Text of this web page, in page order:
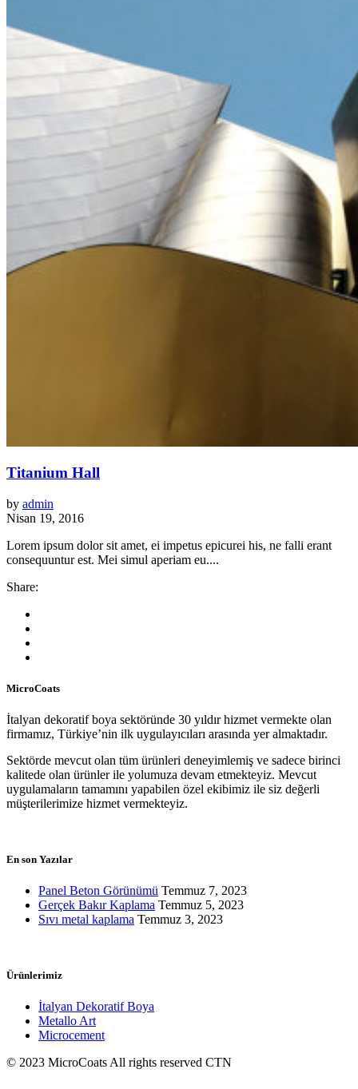
Titanium Hall
by admin
Nisan 19, 2016
Lorem ipsum dolor sit amet, ei impetus epicurei his, ne falli erant
consequuntur est. Mei simul aperiam eu....
Share:
MicroCoats
İtalyan dekoratif boya sektöründe 30 yıldır hizmet vermekte olan
firmamız, Türkiye’nin ilk uygulayıcıları arasında yer almaktadır.
Sektörde mevcut olan tüm ürünleri deneyimlemiş ve sadece birinci
kalitede olan ürünler ile yolumuza devam etmekteyiz. Mevcut
uygulamaların tamamını yapabilen özel ekibimiz ile siz değerli
müşterilerimize hizmet vermekteyiz.
En son Yazılar
Panel Beton Görünümü Temmuz 7, 2023
Gerçek Bakır Kaplama Temmuz 5, 2023
Sıvı metal kaplama Temmuz 3, 2023
Ürünlerimiz
İtalyan Dekoratif Boya
Metallo Art
Microcement
© 2023 MicroCoats All rights reserved CTN